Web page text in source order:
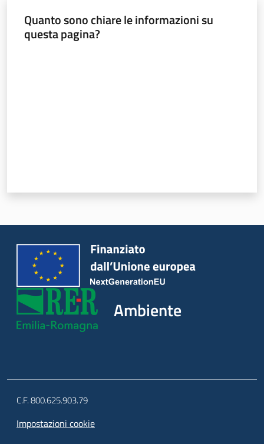
Quanto sono chiare le informazioni su
questa pagina?
Ambiente
C.F. 800.625.903.79
Impostazioni cookie